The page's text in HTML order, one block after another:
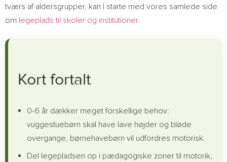
tværs af aldersgrupper, kan I starte med vores samlede side
om legeplads til skoler og institutioner.
Kort fortalt
0-6 år dækker meget forskellige behov:
vuggestuebørn skal have lave højder og bløde
overgange, børnehavebørn vil udfordres motorisk.
Del legepladsen op i pædagogiske zoner til motorik,